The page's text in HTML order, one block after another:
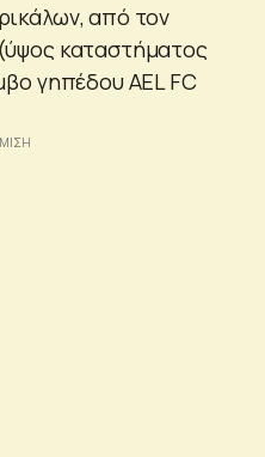
από τον
καταστήματος
γηπέδου AEL FC